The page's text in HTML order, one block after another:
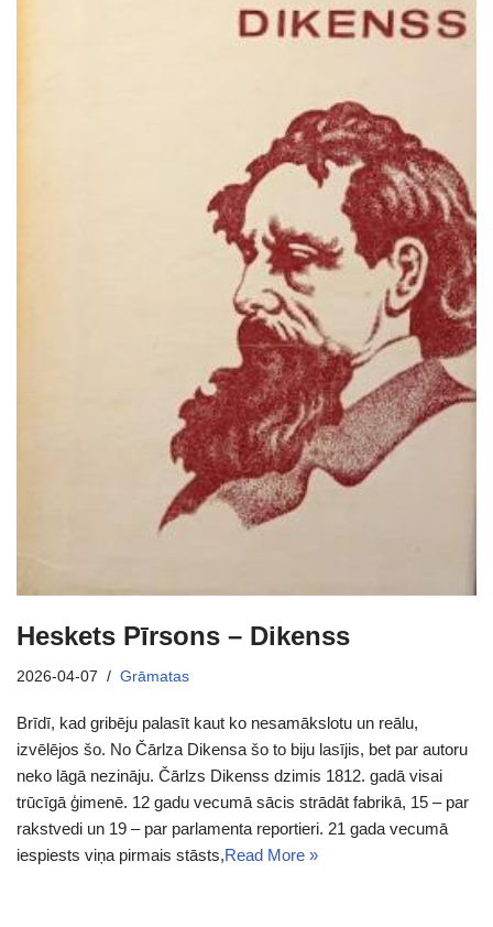
Heskets Pīrsons – Dikenss
2026-04-07 Grāmatas
Brīdī, kad gribēju palasīt kaut ko nesamākslotu un reālu,
izvēlējos šo. No Čārlza Dikensa šo to biju lasījis, bet par autoru
neko lāgā nezināju. Čārlzs Dikenss dzimis 1812. gadā visai
trūcīgā ģimenē. 12 gadu vecumā sācis strādāt fabrikā, 15 – par
rakstvedi un 19 – par parlamenta reportieri. 21 gada vecumā
iespiests viņa pirmais stāsts,Read More »